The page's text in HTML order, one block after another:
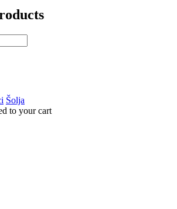
Šolja
to your cart